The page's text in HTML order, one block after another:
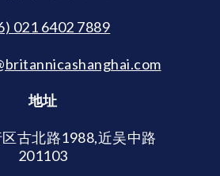
021 6402 7889
地址
古北路1988,近吴中路
201103